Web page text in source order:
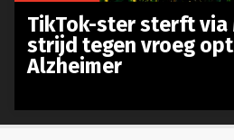
TikTok-ster sterft via
strijd tegen vroeg
Alzheimer